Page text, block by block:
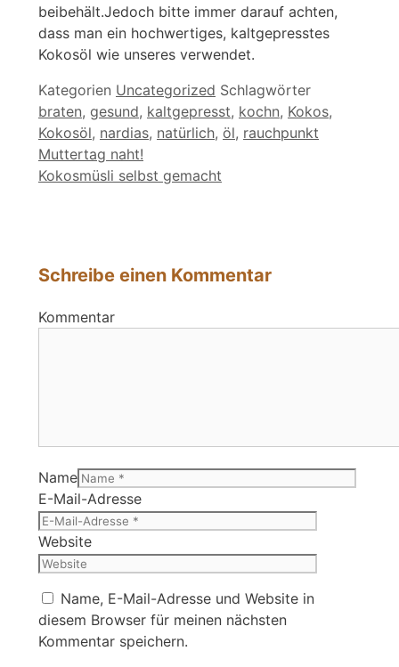
beibehält.Jedoch bitte immer darauf achten,
dass man ein hochwertiges, kaltgepresstes
Kokosöl wie unseres verwendet.
Kategorien Uncategorized Schlagwörter
braten, gesund, kaltgepresst, kochn, Kokos,
Kokosöl, nardias, natürlich, öl, rauchpunkt
Muttertag naht!
Kokosmüsli selbst gemacht
Schreibe einen Kommentar
Kommentar
Name
E-Mail-Adresse
Website
Name, E-Mail-Adresse und Website in
diesem Browser für meinen nächsten
Kommentar speichern.